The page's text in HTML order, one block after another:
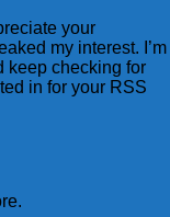
your
my interest. I’m
keep checking for
in for your RSS